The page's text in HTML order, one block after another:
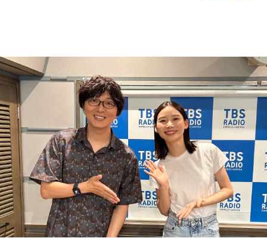
トピックス
TBS Podcast
お知らせ
イベント・グッズ
YouTube
会社情報